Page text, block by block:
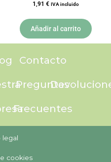
1,91 € IVA incluido
Añadir al carrito
Contacto
Preguntas
Frecuentes
legal
cookies